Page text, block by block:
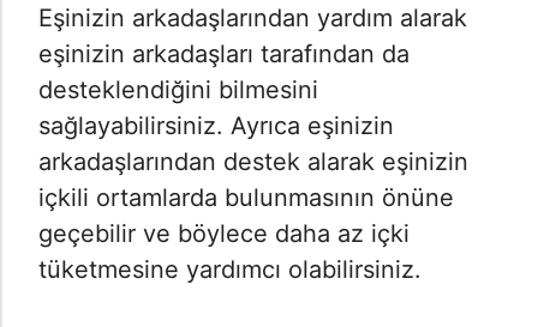
Eşinizin arkadaşlarından yardım alarak
eşinizin arkadaşları tarafından da
desteklendiğini bilmesini
sağlayabilirsiniz. Ayrıca eşinizin
arkadaşlarından destek alarak eşinizin
içkili ortamlarda bulunmasının önüne
geçebilir ve böylece daha az içki
tüketmesine yardımcı olabilirsiniz.